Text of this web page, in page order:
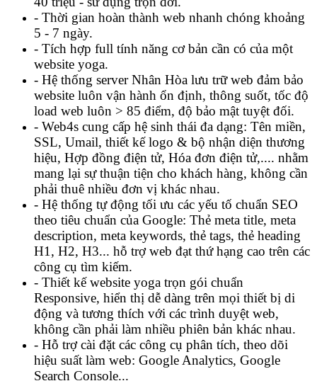
- Thời gian hoàn thành web nhanh chóng khoảng
5 - 7 ngày.
- Tích hợp full tính năng cơ bản cần có của một
website yoga.
- Hệ thống server Nhân Hòa lưu trữ web đảm bảo
website luôn vận hành ổn định, thông suốt, tốc độ
load web luôn > 85 điểm, độ bảo mật tuyệt đối.
- Web4s cung cấp hệ sinh thái đa dạng: Tên miền,
SSL, Umail, thiết kế logo & bộ nhận diện thương
hiệu, Hợp đồng điện tử, Hóa đơn điện tử,.... nhằm
mang lại sự thuận tiện cho khách hàng, không cần
phải thuê nhiều đơn vị khác nhau.
- Hệ thống tự động tối ưu các yếu tố chuẩn SEO
theo tiêu chuẩn của Google: Thẻ meta title, meta
description, meta keywords, thẻ tags, thẻ heading
H1, H2, H3... hỗ trợ web đạt thứ hạng cao trên các
công cụ tìm kiếm.
- Thiết kế website yoga trọn gói chuẩn
Responsive, hiển thị dễ dàng trên mọi thiết bị di
động và tương thích với các trình duyệt web,
không cần phải làm nhiều phiên bản khác nhau.
- Hỗ trợ cài đặt các công cụ phân tích, theo dõi
hiệu suất làm web: Google Analytics, Google
Search Console...